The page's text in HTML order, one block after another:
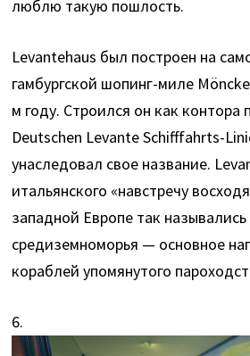
люблю такую пошлость.
Levantehaus был построен на
гамбургской шопинг-миле
м году. Строился он как контора
Deutschen Levante Schifffahrts-
унаследовал свое название.
итальянского «навстречу
западной Европе так
средиземноморья — основное
кораблей упомянутого
6.